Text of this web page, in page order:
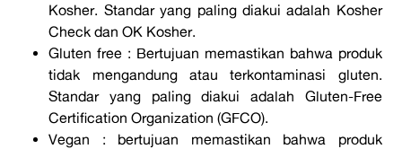
Kosher. Standar yang paling diakui adalah Kosher
Check dan OK Kosher.
Gluten free : Bertujuan memastikan bahwa produk
tidak mengandung atau terkontaminasi gluten.
Standar yang paling diakui adalah Gluten-Free
Certification Organization (GFCO).
Vegan : bertujuan memastikan bahwa produk